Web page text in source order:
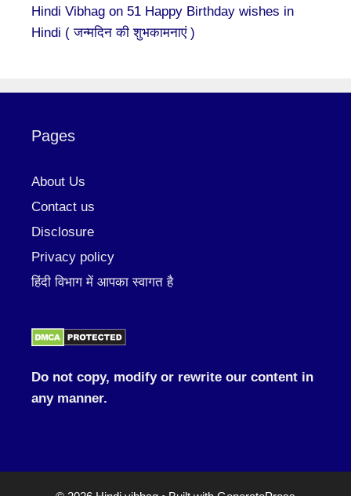
Hindi Vibhag on 51 Happy Birthday wishes in
Hindi ( जन्मदिन की शुभकामनाएं )
Pages
About Us
Contact us
Disclosure
Privacy policy
हिंदी विभाग में आपका स्वागत है
Do not copy, modify or rewrite our content in
any manner.